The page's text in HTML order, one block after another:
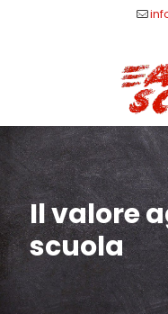
Il valore
scuola